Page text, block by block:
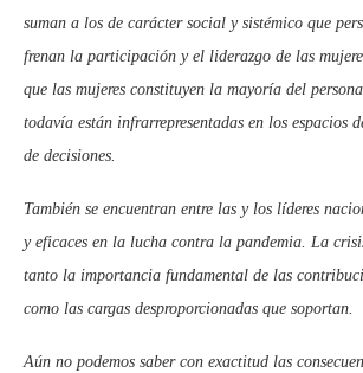
suman a los de carácter social y sistémico que
frenan la participación y el liderazgo de las
que las mujeres constituyen la mayoría del
todavía están infrarrepresentadas en los espacios
de decisiones.
También se encuentran entre las y los líderes
y eficaces en la lucha contra la pandemia. La
tanto la importancia fundamental de las
como las cargas desproporcionadas que soportan.
Aún no podemos saber con exactitud las